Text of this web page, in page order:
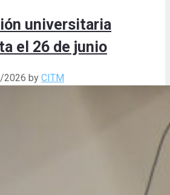
universitaria
el 26 de junio
2026 by CITM